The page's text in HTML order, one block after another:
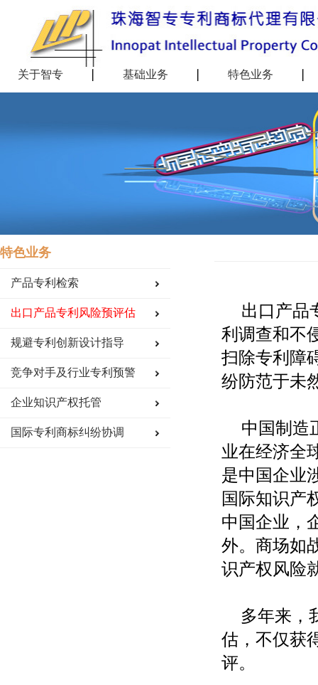
关于智专 基础业务 特色业务
特色业务
产品专利检索
出口产品专利风险预评估
规避专利创新设计指导
竞争对手及行业专利预警
企业知识产权托管
国际专利商标纠纷协调
出口产品
利调查和不
扫除专利障
纷防范于未
中国制造
业在经济全
是中国企业
国际知识产
中国企业，
外。商场如
识产权风险
多年来，
估，不仅获
评。